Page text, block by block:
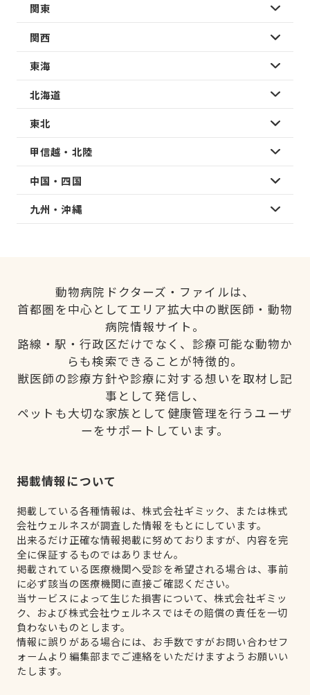
関東
関西
東海
北海道
東北
甲信越・北陸
中国・四国
九州・沖縄
動物病院ドクターズ・ファイルは、
首都圏を中心としてエリア拡大中の獣医師・動物
病院情報サイト。
路線・駅・行政区だけでなく、診療可能な動物か
らも検索できることが特徴的。
獣医師の診療方針や診療に対する想いを取材し記
事として発信し、
ペットも大切な家族として健康管理を行うユーザ
ーをサポートしています。
掲載情報について
掲載している各種情報は、株式会社ギミック、または株式
会社ウェルネスが調査した情報をもとにしています。
出来るだけ正確な情報掲載に努めておりますが、内容を完
全に保証するものではありません。
掲載されている医療機関へ受診を希望される場合は、事前
に必ず該当の医療機関に直接ご確認ください。
当サービスによって生じた損害について、株式会社ギミッ
ク、および株式会社ウェルネスではその賠償の責任を一切
負わないものとします。
情報に誤りがある場合には、お手数ですがお問い合わせフ
ォームより編集部までご連絡をいただけますようお願いい
たします。